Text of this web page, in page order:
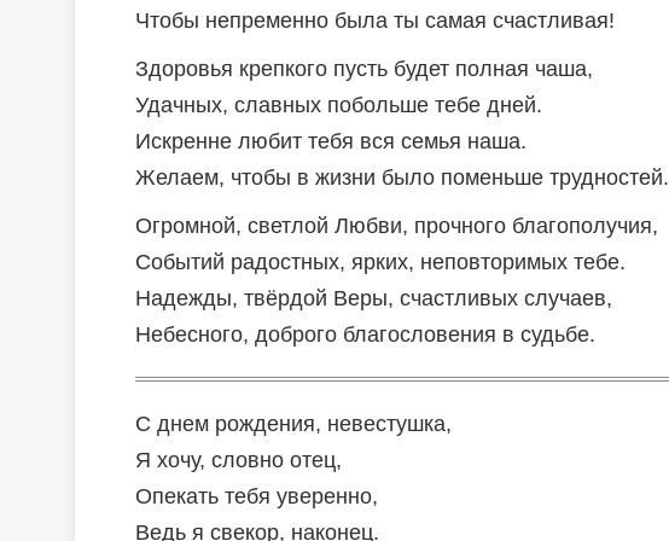
Чтобы непременно была ты самая счастливая!
Здоровья крепкого пусть будет полная чаша,
Удачных, славных побольше тебе дней.
Искренне любит тебя вся семья наша.
Желаем, чтобы в жизни было поменьше трудностей.
Огромной, светлой Любви, прочного благополучия,
Событий радостных, ярких, неповторимых тебе.
Надежды, твёрдой Веры, счастливых случаев,
Небесного, доброго благословения в судьбе.
С днем рождения, невестушка,
Я хочу, словно отец,
Опекать тебя уверенно,
Ведь я свекор, наконец.